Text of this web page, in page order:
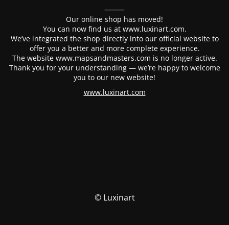
⸻
Our online shop has moved!
You can now find us at www.luxinart.com.
We’ve integrated the shop directly into our official website to
offer you a better and more complete experience.
The website www.mapsandmasters.com is no longer active.
Thank you for your understanding — we’re happy to welcome
you to our new website!
www.luxinart.com
© Luxinart